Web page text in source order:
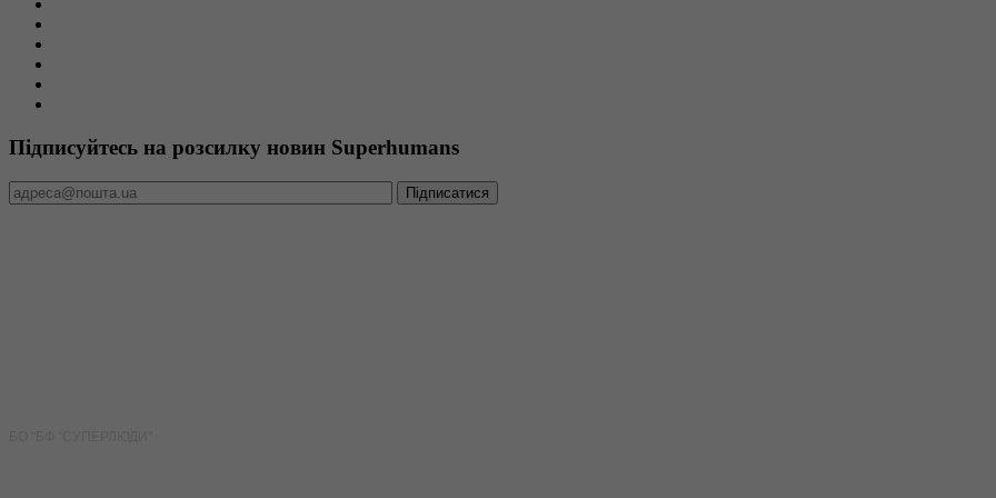
Підписуйтесь на розсилку новин Superhumans